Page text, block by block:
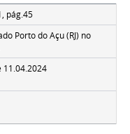
pág.45
Porto do Açu (RJ) no
11.04.2024